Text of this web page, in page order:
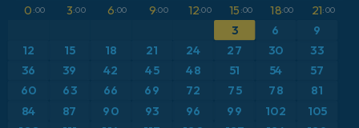
ICON ドイツ 2 km
イタリア
オーストリア
気温異常（2m）
気温異常（850hPa）
0 :00 3:00 6:00 9:00 12:00 15 :00 18:00 21:00
3 6 9
12 15 18 21 24 27 30
33
36
39 42 45 48 51 54
57
60
63 66 69 72 75 78 81
84 87 90 93 96 99 102 105